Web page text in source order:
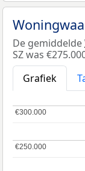
De gemiddelde
SZ was
Grafiek
€250.000
€250.000
€300.000
€300.000